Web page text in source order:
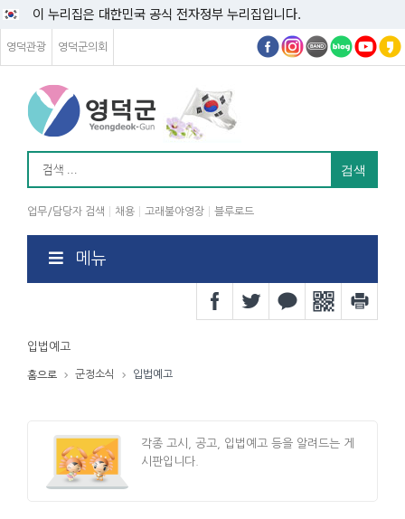
이 누리집은 대한민국 공식 전자정부 누리집입니다.
영덕관광 영덕군의회
업무/담당자 검색 채용 고래불야영장 블루로드
메뉴
입법예고
홈으로 군정소식 입법예고
각종 고시, 공고, 입법예고 등을 알려드는 게
시판입니다.